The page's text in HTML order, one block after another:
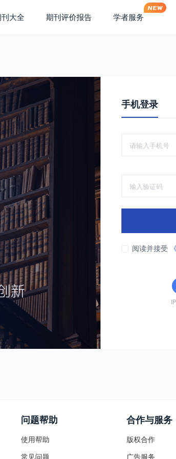
大全 期刊评价报告 学者服务
手机登录
阅读并接受
问题帮助
使用帮助
常见问题
合作与服务
版权合作
广告服务